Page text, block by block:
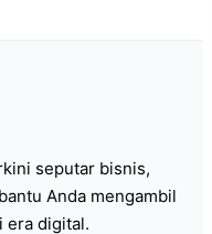
seputar bisnis,
Anda mengambil
era digital.